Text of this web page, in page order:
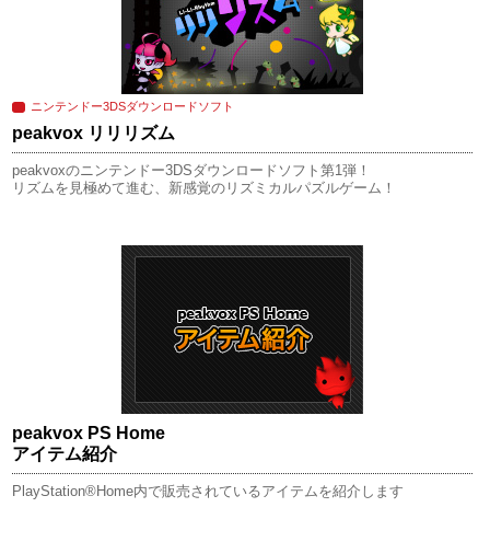
ニンテンドー3DSダウンロードソフト
peakvox リリリズム
peakvoxのニンテンドー3DSダウンロードソフト第1弾！
リズムを見極めて進む、新感覚のリズミカルパズルゲーム！
peakvox PS Home
アイテム紹介
PlayStation®Home内で販売されているアイテムを紹介します